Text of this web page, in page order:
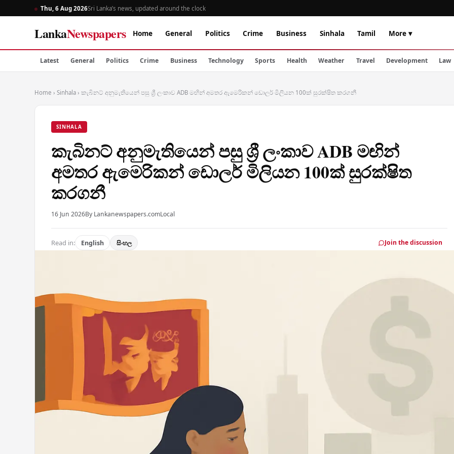
Thu, 6 Aug 2026Sri Lanka’s news, updated around the clock
LankaNewspapers Home General Politics Crime Business Sinhala Tamil More ▾
Latest General Politics Crime Business Technology Sports Health Weather Travel Development Law
Home › Sinhala › කැබිනට් අනුමැතියෙන් පසු ශ්‍රී ලංකාව ADB මඟින් අමතර ඇමෙරිකන් ඩොලර් මිලියන 100ක් සුරක්ෂිත කරගනී
SINHALA
කැබිනට් අනුමැතියෙන් පසු ශ්‍රී ලංකාව ADB මඟින්
අමතර ඇමෙරිකන් ඩොලර් මිලියන 100ක් සුරක්ෂිත
කරගනී
16 Jun 2026By Lankanewspapers.comLocal
Read in: English සිංහල Join the discussion